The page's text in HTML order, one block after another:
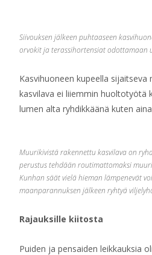
Siivouksen jälkeen puhtaaseen
orvokit ja terassihortensiat odottamaan
Kasvihuoneen kupeella sijaitseva
kasvilava ei liiemmin huoltotyötä
lumen alta ryhdikkäänä kuten
Muurikivistä rakennettu kasvilava on
perustus tehdään routimattomaksi muuri
Kunhan säät vielä hieman lämpenevät
maanparannuksen jälkeen ryhtyä
Rajauksille kiitosta
Puiden ja pensaiden leikkauksia